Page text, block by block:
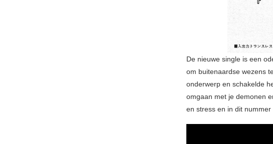
De nieuwe single is een
om buitenaardse wezens
onderwerp en schakelde
omgaan met je demonen
en stress en in dit